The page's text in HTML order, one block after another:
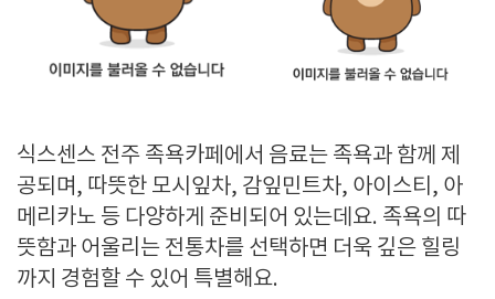
식스센스 전주 족욕카페에서 음료는 족욕과 함께 제
공되며, 따뜻한 모시잎차, 감잎민트차, 아이스티, 아
메리카노 등 다양하게 준비되어 있는데요. 족욕의 따
뜻함과 어울리는 전통차를 선택하면 더욱 깊은 힐링
까지 경험할 수 있어 특별해요.